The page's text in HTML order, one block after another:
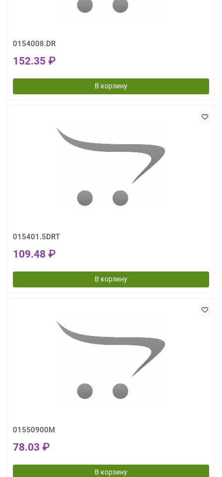
0154008.DR
152.35 ₽
В корзину
015401.5DRT
109.48 ₽
В корзину
01550900M
78.03 ₽
В корзину